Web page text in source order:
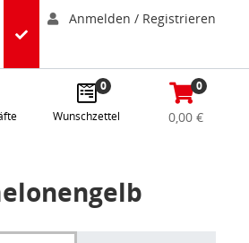
Anmelden / Registrieren
0
Wunschzettel
0
0,00 €